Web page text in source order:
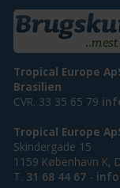
Tropical Europe
Brasilien
CVR. 33 35 65 79
Tropical Europe
Skindergade 15
1159 København K,
T. 31 68 44 67 -